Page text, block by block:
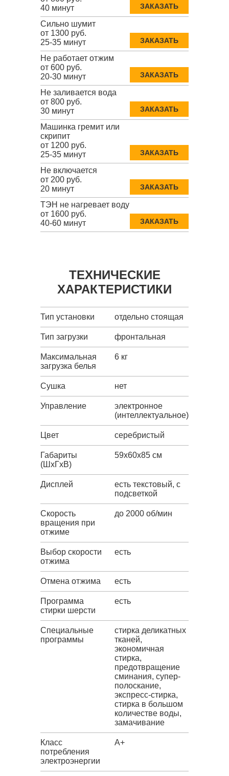
40 минут
ЗАКАЗАТЬ
Сильно шумит
от 1300 руб.
25-35 минут
ЗАКАЗАТЬ
Не работает отжим
от 600 руб.
20-30 минут
ЗАКАЗАТЬ
Не заливается вода
от 800 руб.
30 минут
ЗАКАЗАТЬ
Машинка гремит или
скрипит
от 1200 руб.
25-35 минут
ЗАКАЗАТЬ
Не включается
от 200 руб.
20 минут
ЗАКАЗАТЬ
ТЭН не нагревает воду
от 1600 руб.
40-60 минут
ЗАКАЗАТЬ
ТЕХНИЧЕСКИЕ
ХАРАКТЕРИСТИКИ
Тип установки отдельно стоящая
Тип загрузки фронтальная
Максимальная
загрузка белья
6 кг
Сушка нет
Управление
электронное
(интеллектуальное)
Цвет серебристый
Габариты
(ШxГxВ)
59x60x85 см
Дисплей
есть текстовый, с
подсветкой
Скорость
вращения при
отжиме
до 2000 об/мин
Выбор скорости
отжима
есть
Отмена отжима есть
Программа
стирки шерсти
есть
Специальные
программы
стирка деликатных
тканей,
экономичная
стирка,
предотвращение
сминания, супер-
полоскание,
экспресс-стирка,
стирка в большом
количестве воды,
замачивание
Класс
потребления
электроэнергии
A+